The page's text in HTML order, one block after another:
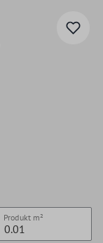
Produkt m²